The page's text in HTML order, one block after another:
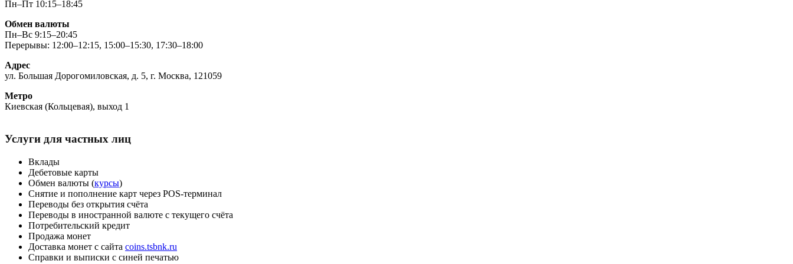
Пн–Пт 10:15–18:45
Обмен валюты
Пн–Вс 9:15–20:45
Перерывы: 12:00–12:15, 15:00–15:30, 17:30–18:00
Адрес
ул. Большая Дорогомиловская, д. 5, г. Москва, 121059
Метро
Киевская (Кольцевая), выход 1
Услуги для частных лиц
Вклады
Дебетовые карты
Обмен валюты (курсы)
Снятие и пополнение карт через POS-терминал
Переводы без открытия счёта
Переводы в иностранной валюте с текущего счёта
Потребительский кредит
Продажа монет
Доставка монет с сайта coins.tsbnk.ru
Справки и выписки с синей печатью